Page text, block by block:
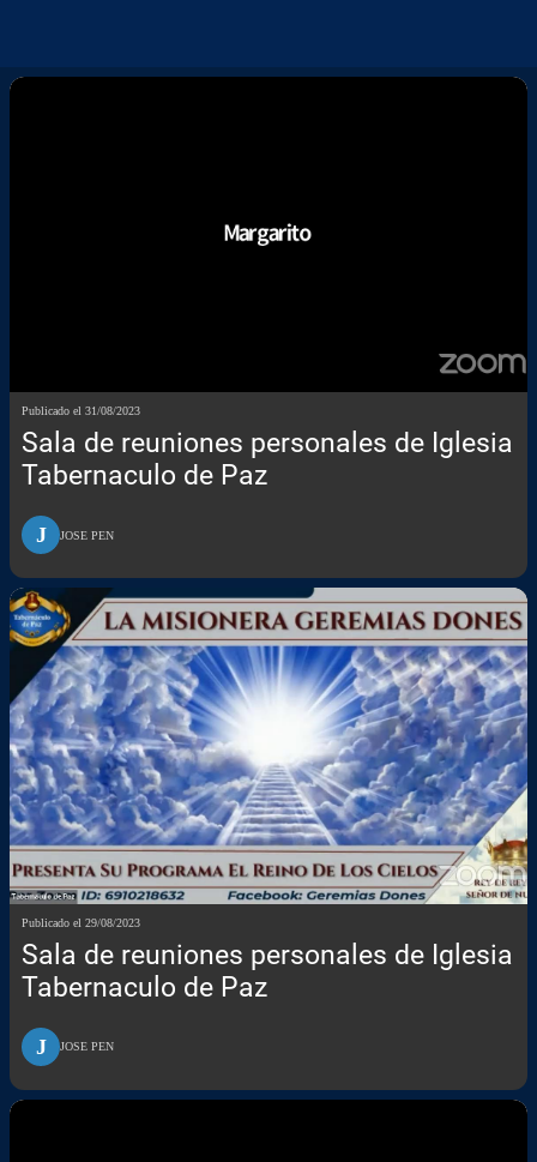
Publicado el 31/08/2023
Sala de reuniones personales de Iglesia
Tabernaculo de Paz
J JOSE PEN
Publicado el 29/08/2023
Sala de reuniones personales de Iglesia
Tabernaculo de Paz
J JOSE PEN